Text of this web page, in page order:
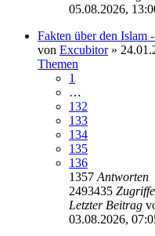
05.08.2026,
Fakten über den Islam
von Excubitor»
Themen
1
…
132
133
134
135
136
1357 Antworten
2493435 Zugriffe
Letzter Beitrag
03.08.2026,